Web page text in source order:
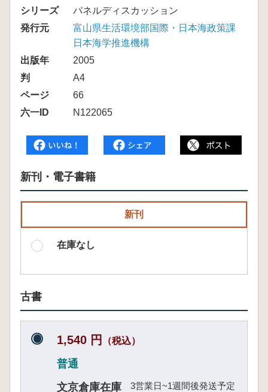
シリーズ
パネルディスカッション
発行元
富山県生活環境部国際・日本海政策課
日本海学推進機構
出版年
2005
判
A4
ページ
66
六一ID
N122065
新刊・電子書籍
新刊
在庫なし
古書
1,540 円 （税込）
普通
文京倉庫在庫
3営業日~1週間後発送予定